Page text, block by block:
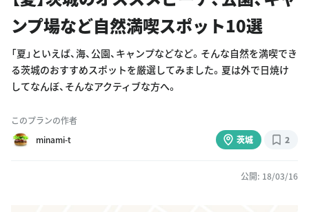
ンプ場など自然満喫スポット10選
「夏」といえば、海、公園、キャンプなどなど。そんな自然を満喫でき
る茨城のおすすめスポットを厳選してみました。夏は外で日焼け
してなんぼ、そんなアクティブな方へ。
このプランの作者
minami-t
茨城 2
公開: 18/03/16